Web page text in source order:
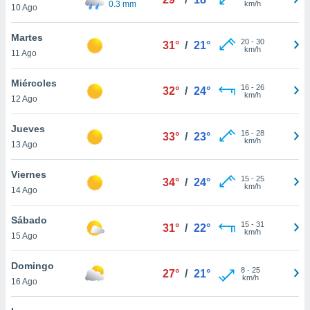
y
más
nuestra
y
de
disponible
cookies
10 Ago
0.3 mm
km/h
Martes
11 Ago
31° / 21° 20- 30
km/h
Miércoles
12 Ago
32° / 24° 16- 26
km/h
Jueves
13 Ago
33° / 23° 16- 28
km/h
Viernes
14 Ago
34° / 24° 15- 25
km/h
Sábado
15 Ago
31° / 22° 15- 31
km/h
Domingo
16 Ago
27° / 21° 8- 25
km/h